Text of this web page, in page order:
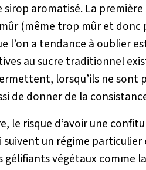
aromatisé. La
(même trop mûr et donc
a tendance à oublier
au sucre traditionnel
lorsqu’ils ne sont
de donner de la
le risque d’avoir une
suivent un régime
végétaux comme